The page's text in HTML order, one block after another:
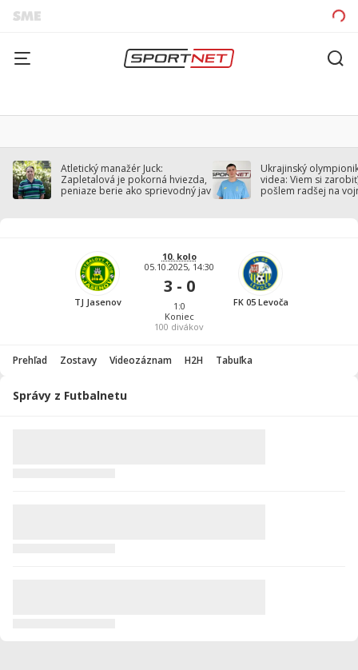
Atletický manažér Juck:
Zapletalová je pokorná hviezda,
peniaze berie ako sprievodný jav
Ukrajinský
videa: Viem si
pošlem radšej na
TJ Jasenov
10. kolo
05.10.2025, 14:30
3 - 0
1:0
Koniec
100 divákov
FK 05 Levoča
Prehľad Zostavy Videozáznam H2H Tabuľka
Správy z Futbalnetu